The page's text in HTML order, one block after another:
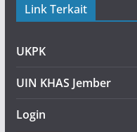
Link Terkait
UKPK
UIN KHAS Jember
Login